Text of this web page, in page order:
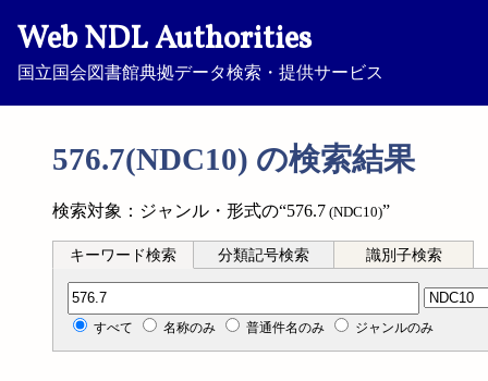
Web NDL Authorities
国立国会図書館典拠データ検索・提供サービス
576.7(NDC10) の検索結果
検索対象：ジャンル・形式の“576.7 (NDC10)”
キーワード検索 分類記号検索 識別子検索
分類記号検索
すべて 名称のみ 普通件名のみ ジャンルのみ